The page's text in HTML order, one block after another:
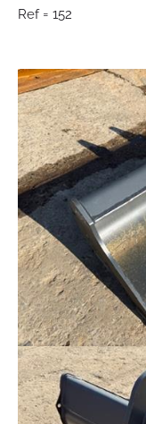
TIEFLÖFFEL
HYDR.
PLATINEN FÜR
SORTIERGREIFER
SCHALENGREIFER
RECHEN
HOLZZANGE
Ref = 152